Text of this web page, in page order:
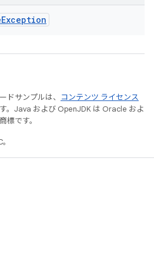
Exception
ドサンプルは、
コンテンツ ライセンス
。Java および OpenJDK は Oracle およ
標です。